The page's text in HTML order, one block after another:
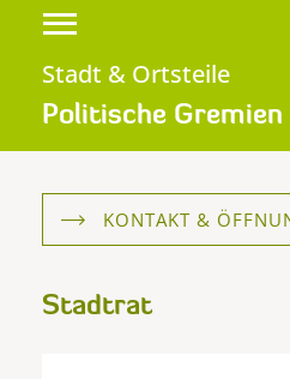
Stadt & Ortsteile
Politische Gremien
KONTAKT &
Stadtrat